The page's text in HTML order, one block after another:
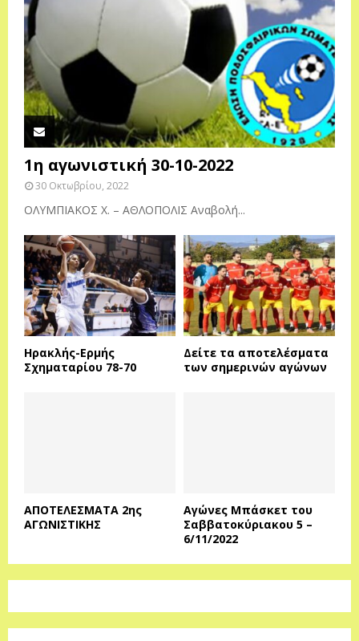
1η αγωνιστική 30-10-2022
30 Οκτωβρίου, 2022
ΟΛΥΜΠΙΑΚΟΣ Χ. – ΑΘΛΟΠΟΛΙΣ Αναβολή...
Ηρακλής-Ερμής
Σχηματαρίου 78-70
Δείτε τα αποτελέσματα
των σημερινών αγώνων
ΑΠΟΤΕΛΕΣΜΑΤΑ 2ης
ΑΓΩΝΙΣΤΙΚΗΣ
Αγώνες Μπάσκετ του
Σαββατοκύριακου 5 –
6/11/2022